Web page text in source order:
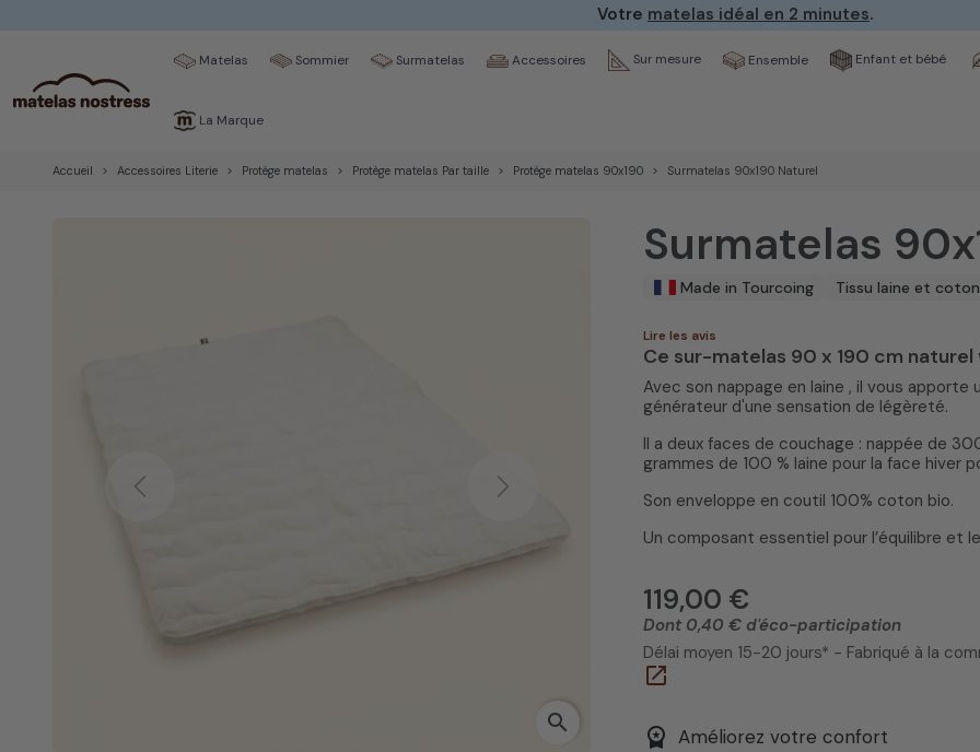
Votre matelas idéal en 2 minutes.
Matelas Sommier Surmatelas Accessoires Sur mesure Ensemble Enfant et bébé
La Marque
Accueil Accessoires Literie Protège matelas Protège matelas Par taille Protège matelas 90x190 Surmatelas 90x190 Naturel
Previous Next
search
Surmatelas
Made in Tourcoing Tissu laine et coton
Lire les avis
Ce sur-matelas 90 x 190 cm
Avec son nappage en laine , il vous apporte
générateur d'une sensation de légèreté.
Il a deux faces de couchage : nappée de
grammes de 100 % laine pour la face hiver
Son enveloppe en coutil 100% coton bio.
Un composant essentiel pour l’équilibre et
119,00 €
Dont 0,40 € d'éco-participation
Délai moyen 15-20 jours* - Fabriqué à la
open_in_new
workspace_premium Améliorez votre confort